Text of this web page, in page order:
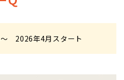
～ 2026年4月スタート